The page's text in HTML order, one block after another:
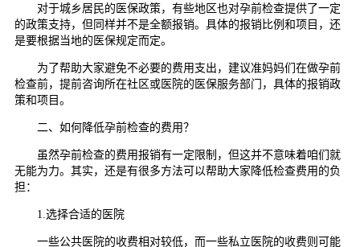
对于城乡居民的医保政策，有些地区也对孕前检查提供了一定
的政策支持，但同样并不是全额报销。具体的报销比例和项目，还
是要根据当地的医保规定而定。
为了帮助大家避免不必要的费用支出，建议准妈妈们在做孕前
检查前，提前咨询所在社区或医院的医保服务部门，具体的报销政
策和项目。
二、如何降低孕前检查的费用？
虽然孕前检查的费用报销有一定限制，但这并不意味着咱们就
无能为力。其实，还是有很多方法可以帮助大家降低检查费用的负
担：
1.选择合适的医院
一些公共医院的收费相对较低，而一些私立医院的收费则可能